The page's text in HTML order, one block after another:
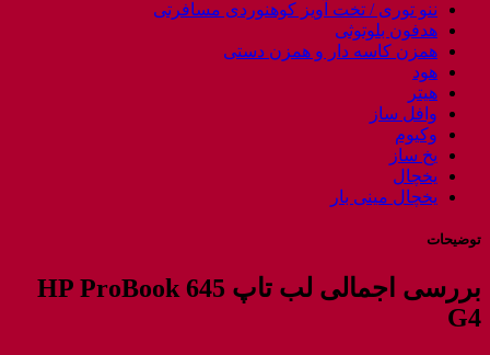
ننو توری / تخت آویز کوهنوردی مسافرتی
هدفون بلوتوثی
همزن کاسه دار و همزن دستی
هود
هیتر
وافل ساز
وکیوم
یخ ساز
یخچال
یخچال مینی بار
توضیحات
بررسی اجمالی لب تاپ HP ProBook 645
G4